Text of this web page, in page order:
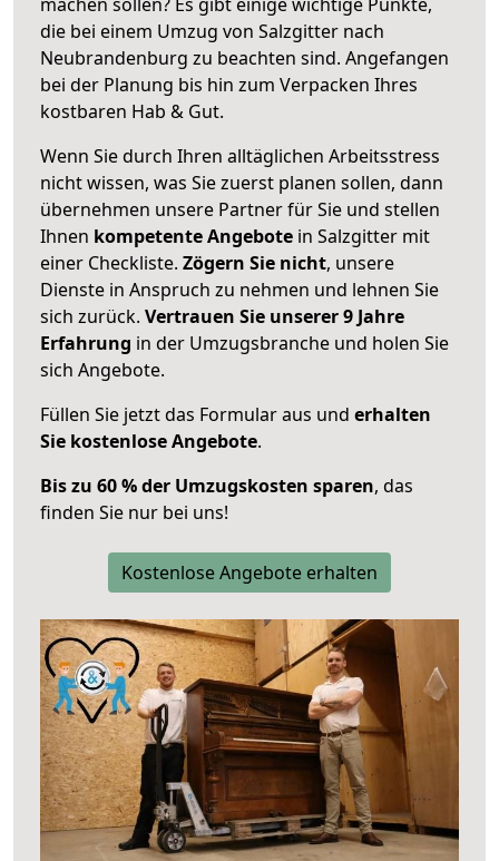
die bei einem Umzug von Salzgitter nach
Neubrandenburg zu beachten sind. Angefangen
bei der Planung bis hin zum Verpacken Ihres
kostbaren Hab & Gut.
Wenn Sie durch Ihren alltäglichen Arbeitsstress
nicht wissen, was Sie zuerst planen sollen, dann
übernehmen unsere Partner für Sie und stellen
Ihnen kompetente Angebote in Salzgitter mit
einer Checkliste. Zögern Sie nicht, unsere
Dienste in Anspruch zu nehmen und lehnen Sie
sich zurück. Vertrauen Sie unserer 9 Jahre
Erfahrung in der Umzugsbranche und holen Sie
sich Angebote.
Füllen Sie jetzt das Formular aus und erhalten
Sie kostenlose Angebote.
Bis zu 60 % der Umzugskosten sparen, das
finden Sie nur bei uns!
Kostenlose Angebote erhalten